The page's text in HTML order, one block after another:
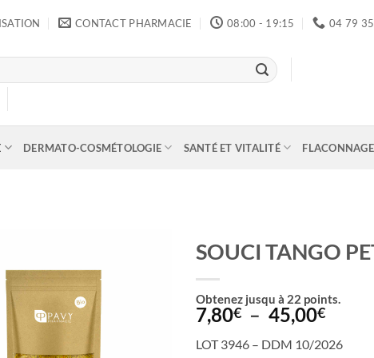
CONTACT PHARMACIE 08:00 - 19:15 04 79
DERMATO-COSMÉTOLOGIE SANTÉ ET VITALITÉ FLACONNAGE
SOUCI TANGO
Obtenez jusqu à 22 points.
7,80€ – 45,00€Plage
prix :
LOT 3946 – DDM 10/2026